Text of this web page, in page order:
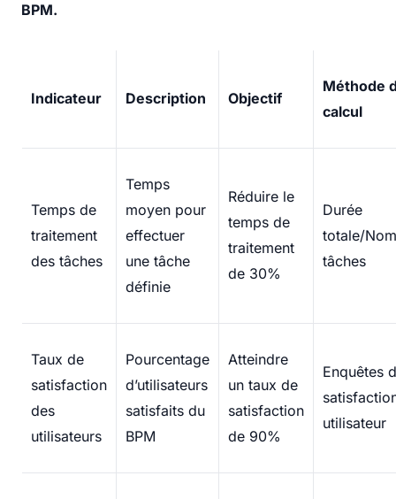
BPM.
Indicateur Description Objectif
Méthode
calcul
Temps de
traitement
des tâches
Temps
moyen pour
effectuer
une tâche
définie
Réduire le
temps de
traitement
de 30%
Durée
totale/
tâches
Taux de
satisfaction
des
utilisateurs
Pourcentage
d’utilisateurs
satisfaits du
BPM
Atteindre
un taux de
satisfaction
de 90%
Enquêtes
utilisateur